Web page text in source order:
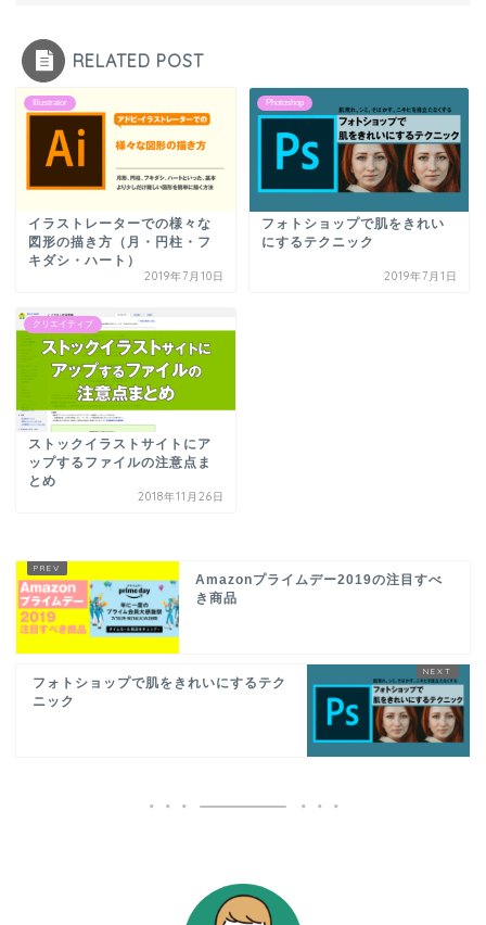
RELATED POST
Illustrator
イラストレーターでの様々な
図形の描き方（月・円柱・フ
キダシ・ハート）
2019年7月10日
Photoshop
フォトショップで肌をきれい
にするテクニック
2019年7月1日
クリエイティブ
ストックイラストサイトにア
ップするファイルの注意点ま
とめ
2018年11月26日
Amazonプライムデー2019の注目すべ
き商品
フォトショップで肌をきれいにするテク
ニック